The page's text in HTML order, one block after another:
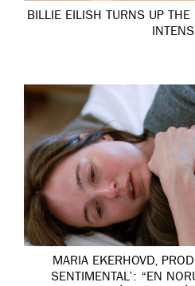
BILLIE EILISH TURNS UP THE
MARIA EKERHOVD,
SENTIMENTAL’: “EN